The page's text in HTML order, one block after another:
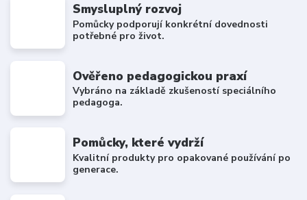
Smysluplný rozvoj
Pomůcky podporují konkrétní dovednosti
potřebné pro život.
Ověřeno pedagogickou praxí
Vybráno na základě zkušeností speciálního
pedagoga.
Pomůcky, které vydrží
Kvalitní produkty pro opakované používání po
generace.